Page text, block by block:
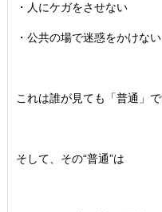
・人にケガをさせない
・公共の場で迷惑をかけない
これは誰が見ても「普通」で
そして、その“普通”は